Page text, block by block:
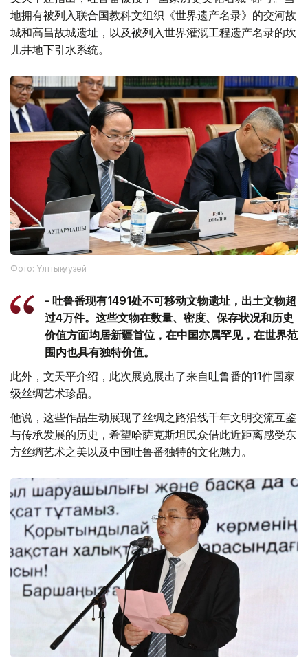
地拥有被列入联合国教科文组织《世界遗产名录》的交河故
城和高昌故城遗址，以及被列入世界灌溉工程遗产名录的坎
儿井地下引水系统。
Фото: Ұлттық музей
- 吐鲁番现有1491处不可移动文物遗址，出土文物超
过4万件。这些文物在数量、密度、保存状况和历史
价值方面均居新疆首位，在中国亦属罕见，在世界范
围内也具有独特价值。
此外，文天平介绍，此次展览展出了来自吐鲁番的11件国家
级丝绸艺术珍品。
他说，这些作品生动展现了丝绸之路沿线千年文明交流互鉴
与传承发展的历史，希望哈萨克斯坦民众借此近距离感受东
方丝绸艺术之美以及中国吐鲁番独特的文化魅力。